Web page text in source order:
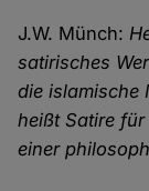
J.W. Münch:
satirisches
die islamische
heißt Satire für
einer